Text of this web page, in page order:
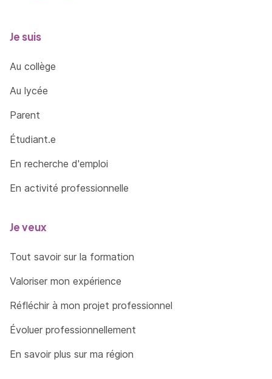
Je suis
Au collège
Au lycée
Parent
Étudiant.e
En recherche d'emploi
En activité professionnelle
Je veux
Tout savoir sur la formation
Valoriser mon expérience
Réfléchir à mon projet professionnel
Évoluer professionnellement
En savoir plus sur ma région